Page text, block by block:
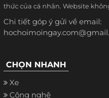
thức của cá nhân. Website
Chi tiết góp ý gửi về email:
CHỌN NHANH
Xe
Công nghệ